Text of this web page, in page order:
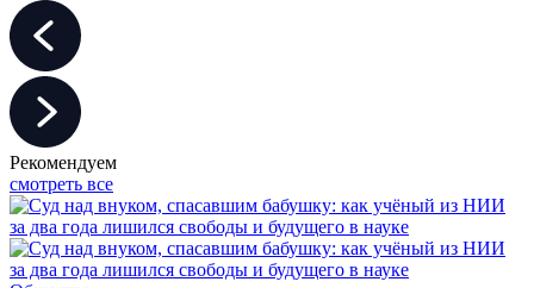
Рекомендуем
смотреть все